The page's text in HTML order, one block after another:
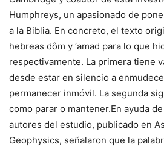
Humphreys, un apasionado de
a la Biblia. En concreto, el texto
hebreas dôm y ‘amad para lo que
respectivamente. La primera tiene
desde estar en silencio a
permanecer inmóvil. La segunda
como parar o mantener.En ayuda
autores del estudio, publicado en
Geophysics, señalaron que la